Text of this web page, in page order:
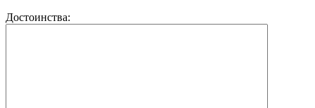
Достоинства: